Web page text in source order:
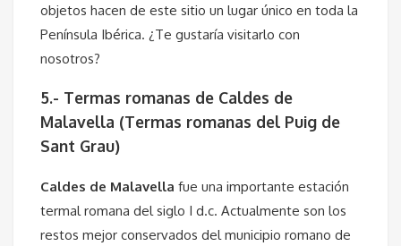
objetos hacen de este sitio un lugar único en toda la
Península Ibérica. ¿Te gustaría visitarlo con
nosotros?
5.- Termas romanas de Caldes de
Malavella (Termas romanas del Puig de
Sant Grau)
Caldes de Malavella fue una importante estación
termal romana del siglo I d.c. Actualmente son los
restos mejor conservados del municipio romano de